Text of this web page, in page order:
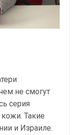
не смогут
серия
Такие
и Израиле.